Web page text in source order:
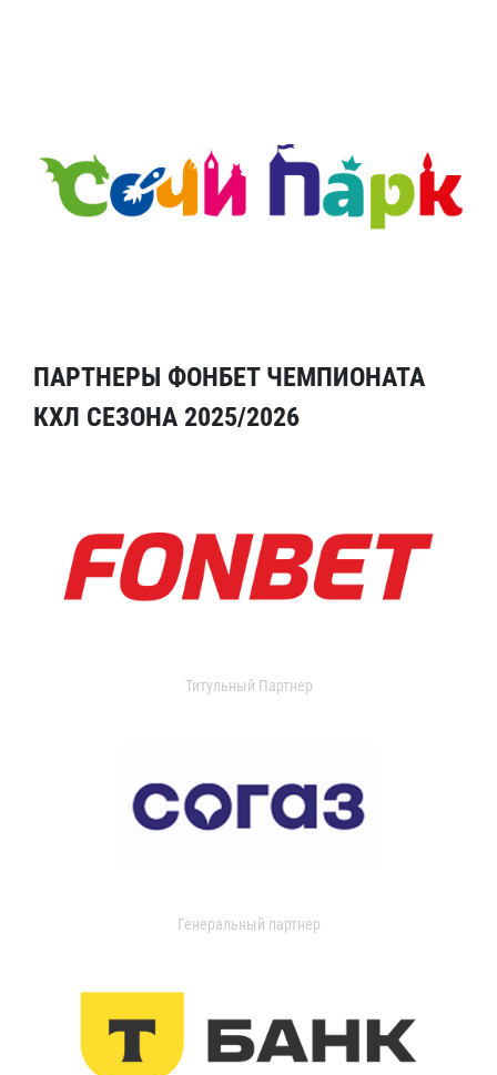
ПАРТНЕРЫ ФОНБЕТ ЧЕМПИОНАТА
КХЛ СЕЗОНА 2025/2026
Титульный Партнер
Генеральный партнер